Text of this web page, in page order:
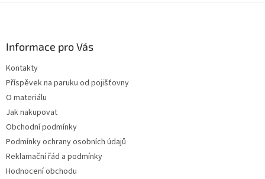
Informace pro Vás
Kontakty
Příspěvek na paruku od pojišťovny
O materiálu
Jak nakupovat
Obchodní podmínky
Podmínky ochrany osobních údajů
Reklamační řád a podmínky
Hodnocení obchodu